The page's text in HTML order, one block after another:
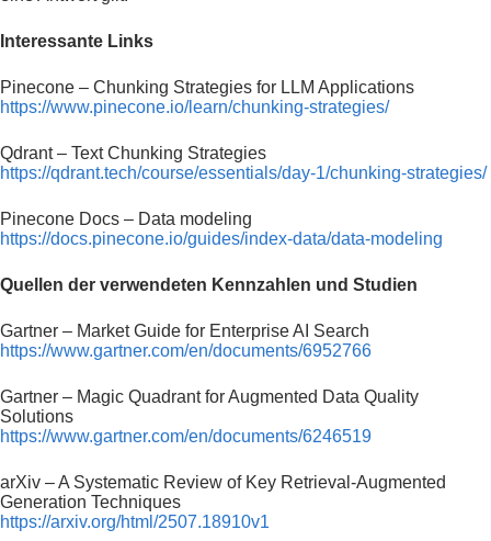
Interessante Links
Pinecone – Chunking Strategies for LLM Applications
https://www.pinecone.io/learn/chunking-strategies/
Qdrant – Text Chunking Strategies
https://qdrant.tech/course/essentials/day-1/chunking-strategies/
Pinecone Docs – Data modeling
https://docs.pinecone.io/guides/index-data/data-modeling
Quellen der verwendeten Kennzahlen und Studien
Gartner – Market Guide for Enterprise AI Search
https://www.gartner.com/en/documents/6952766
Gartner – Magic Quadrant for Augmented Data Quality
Solutions
https://www.gartner.com/en/documents/6246519
arXiv – A Systematic Review of Key Retrieval-Augmented
Generation Techniques
https://arxiv.org/html/2507.18910v1